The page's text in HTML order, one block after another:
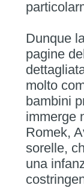
Dunque
pagine
molto
bambini
immerge
Romek,
sorelle,
una